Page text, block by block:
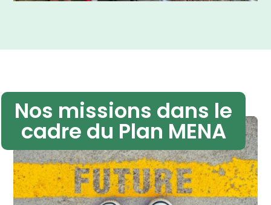
Nos missions dans le
cadre du Plan MENA